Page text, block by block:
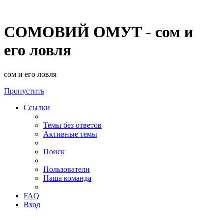
СОМОВИЙ ОМУТ - сом и
его ловля
сом и его ловля
Пропустить
Ссылки
Темы без ответов
Активные темы
Поиск
Пользователи
Наша команда
FAQ
Вход